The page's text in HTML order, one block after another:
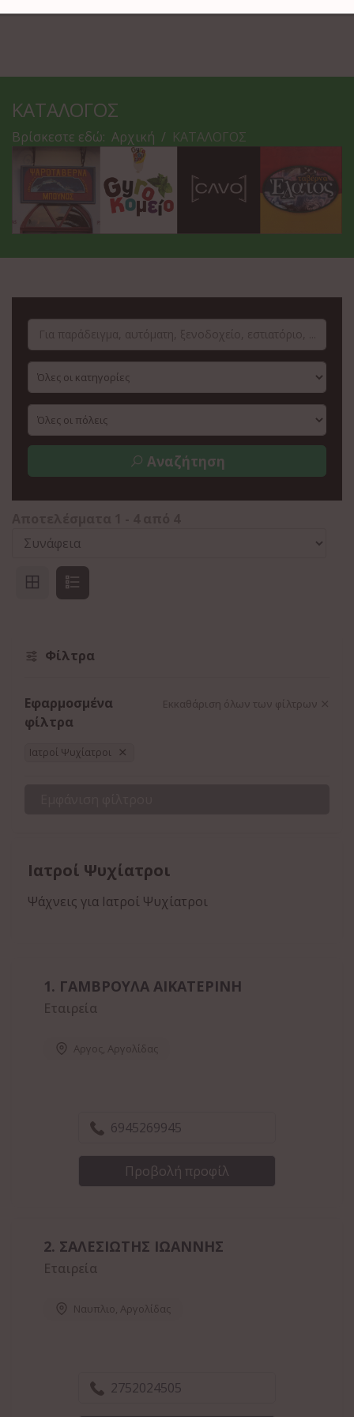
ΚΑΤΑΛΟΓΟΣ
Βρίσκεστε εδώ: Αρχική ΚΑΤΑΛΟΓΟΣ
Αναζήτηση
Φίλτρα
Εφαρμοσμένα
φίλτρα
Ιατροί Ψυχίατροι
Ιατροί Ψυχίατροι
Ψάχνεις για Ιατροί Ψυχίατροι
1. ΓΑΜΒΡΟΥΛΑ ΑΙΚΑΤΕΡΙΝΗ
Εταιρεία
Αργος, Αργολίδας
6945269945
Προβολή προφίλ
2. ΣΑΛΕΣΙΩΤΗΣ ΙΩΑΝΝΗΣ
Εταιρεία
Ναυπλιο, Αργολίδας
2752024505